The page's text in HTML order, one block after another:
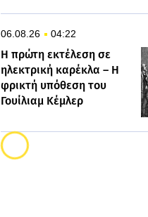
06.08.26 04:22
Η πρώτη εκτέλεση σε
ηλεκτρική καρέκλα – Η
φρικτή υπόθεση του
Γουίλιαμ Κέμλερ